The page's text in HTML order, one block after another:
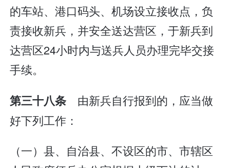
的车站、港口码头、机场设立接收点，负
责接收新兵，并安全送达营区，于新兵到
达营区24小时内与送兵人员办理完毕交接
手续。
第三十八条 由新兵自行报到的，应当做
好下列工作：
（一）县、自治县、不设区的市、市辖区